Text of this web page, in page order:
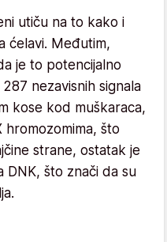
utiču na to kako i
ćelavi. Međutim,
je to potencijalno
nezavisnih signala
kose kod muškaraca,
što
strane, ostatak je
DNK, što znači da su